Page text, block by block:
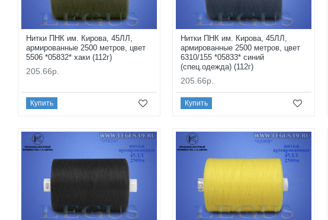
Нитки ПНК им. Кирова, 45ЛЛ,
армированные 2500 метров, цвет
5506 *05832* хаки (112г)
205.66р.
Купить
Нитки ПНК им. Кирова, 45ЛЛ,
армированные 2500 метров, цвет
6310/155 *05833* синий
(спец.одежда) (112г)
205.66р.
Купить